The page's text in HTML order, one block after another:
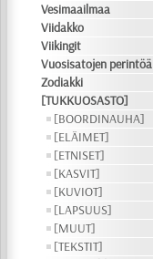
Vesimaailmaa
Viidakko
Viikingit
Vuosisatojen perintöä
Zodiakki
[TUKKUOSASTO]
[BOORDINAUHA]
[ELÄIMET]
[ETNISET]
[KASVIT]
[KUVIOT]
[LAPSUUS]
[MUUT]
[TEKSTIT]